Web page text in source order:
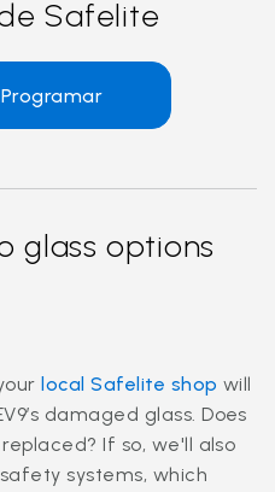
Safelite
glass options
local Safelite shop will
damaged glass. Does
If so, we'll also
systems, which